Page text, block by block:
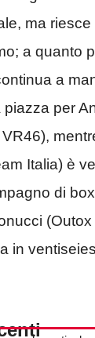
ma
a quanto
a
piazza per
Italia) è
di
in